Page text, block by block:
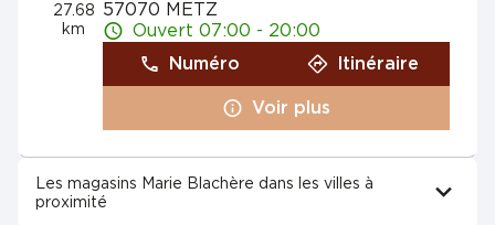
27.68
km
57070 METZ
Ouvert 07:00 - 20:00
Numéro
Itinéraire
Voir plus
Les magasins Marie Blachère dans les villes à
proximité